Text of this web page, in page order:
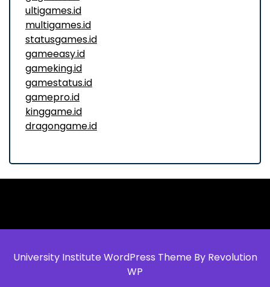
ultigames.id
multigames.id
statusgames.id
gameeasy.id
gameking.id
gamestatus.id
gamepro.id
kinggame.id
dragongame.id
University Institute WordPress Theme By Revolution
WP